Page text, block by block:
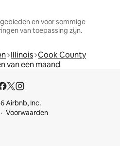
en voor sommige
van toepassing zijn.
Illinois Cook County
van een maand
Airbnb, Inc.
Voorwaarden